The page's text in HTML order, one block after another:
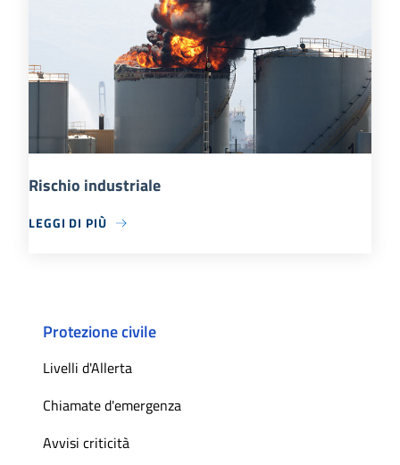
Rischio industriale
LEGGI DI PIÙ
Protezione civile
Livelli d'Allerta
Chiamate d'emergenza
Avvisi criticità